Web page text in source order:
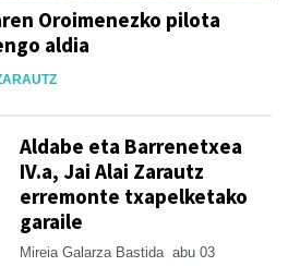
Oroimenezko pilota
aldia
Aldabe eta Barrenetxea
IV.a, Jai Alai Zarautz
erremonte txapelketako
garaile
Mireia Galarza Bastida abu 03